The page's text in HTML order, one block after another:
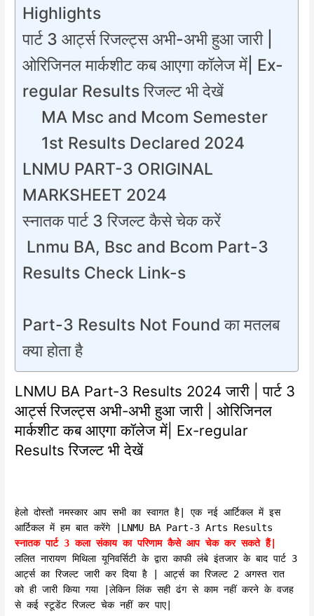
Highlights
पार्ट 3 आर्ट्स रिजल्ट्स अभी-अभी हुआ जारी |
ओरिजिनल मार्कशीट कब आएगा कॉलेज में| Ex-
regular Results रिजल्ट भी देखें
MA Msc and Mcom Semester
1st Results Declared 2024
LNMU PART-3 ORIGINAL
MARKSHEET 2024
स्नातक पार्ट 3 रिजल्ट कैसे चेक करें
Lnmu BA, Bsc and Bcom Part-3
Results Check Link-s
Part-3 Results Not Found का मतलब
क्या होता है
LNMU BA Part-3 Results 2024 जारी | पार्ट 3
आर्ट्स रिजल्ट्स अभी-अभी हुआ जारी | ओरिजिनल
मार्कशीट कब आएगा कॉलेज में| Ex-regular
Results रिजल्ट भी देखें
हेलो दोस्तों नमस्कार आप सभी का स्वागत है| एक नई आर्टिकल में इस
आर्टिकल में हम बात करेंगे |LNMU BA Part-3 Arts Results
स्नातक पार्ट 3 कला संकाय का परिणाम कैसे आप चेक कर सकते हैं|
ललित नारायण मिथिला यूनिवर्सिटी के द्वारा काफी लंबे इंतजार के बाद पार्ट 3
आर्ट्स का रिजल्ट जारी कर दिया है | आर्ट्स का रिजल्ट 2 अगस्त रात
को ही जारी किया गया |लेकिन लिंक सही ढंग से काम नहीं करने के वजह
से कई स्टूडेंट रिजल्ट चेक नहीं कर पाए|